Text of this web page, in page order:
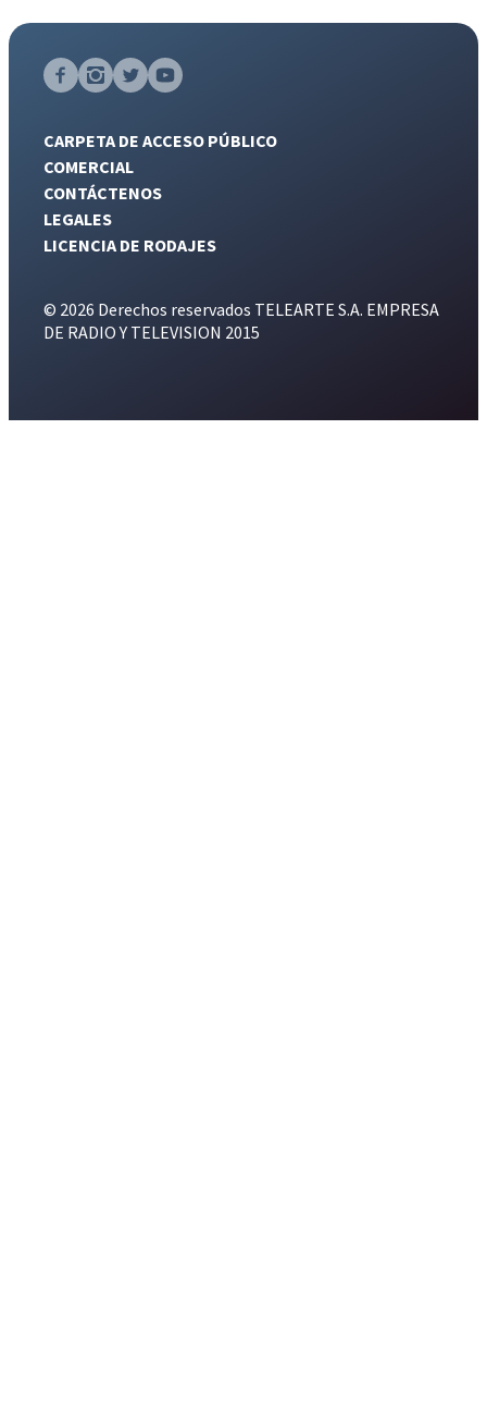
CARPETA DE ACCESO PÚBLICO
COMERCIAL
CONTÁCTENOS
LEGALES
LICENCIA DE RODAJES
© 2026 Derechos reservados TELEARTE S.A. EMPRESA
DE RADIO Y TELEVISION 2015